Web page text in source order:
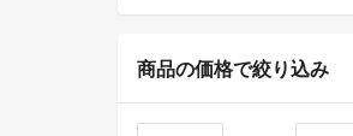
商品の価格で絞り込み